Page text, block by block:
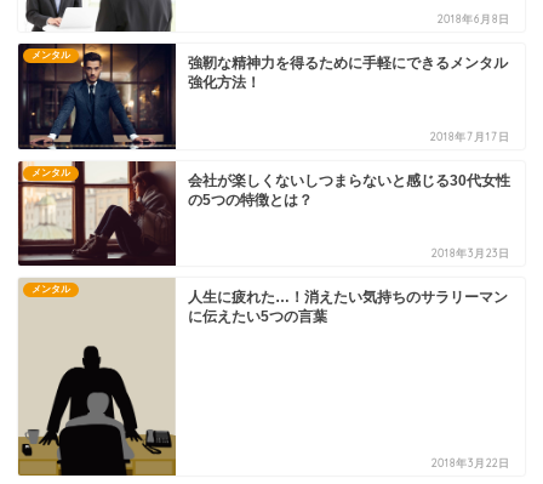
2018年6月8日
メンタル
強靭な精神力を得るために手軽にできるメンタル
強化方法！
2018年7月17日
メンタル
会社が楽しくないしつまらないと感じる30代女性
の5つの特徴とは？
2018年3月23日
メンタル
人生に疲れた…！消えたい気持ちのサラリーマン
に伝えたい5つの言葉
2018年3月22日